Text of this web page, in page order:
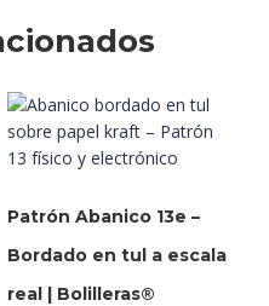
Patrón Abanico 13e –
Bordado en tul a escala
real | Bolilleras®